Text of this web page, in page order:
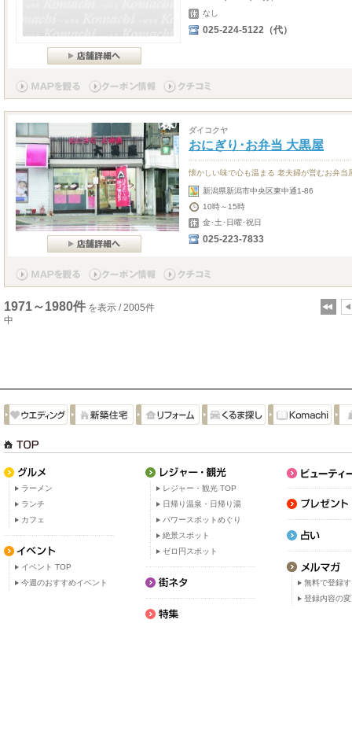
なし
025-224-5122（代）
ダイコクヤ
おにぎり･お弁当 大黒屋
懐かしい味で心も温まる 老夫婦が営むお弁当
新潟県新潟市中央区東中通1-86
10時～15時
金･土･日曜･祝日
025-223-7833
1971～1980件 を表示 / 2005件
中
ラーメン
ランチ
カフェ
イベント TOP
今週のおすすめイベント
レジャー・観光 TOP
日帰り温泉・日帰り湯
パワースポットめぐり
絶景スポット
ゼロ円スポット
無料で登録
登録内容の